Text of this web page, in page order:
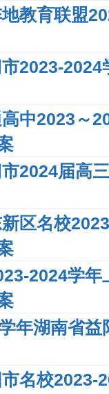
教育联盟
2023-
中2023～
2024届高
区名校
2024学
年湖南省
名校2023-